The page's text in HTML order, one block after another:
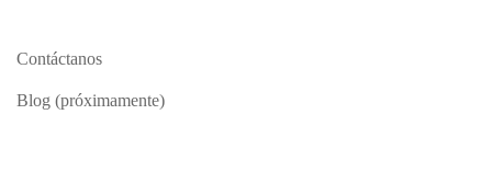
Contáctanos
Blog (próximamente)